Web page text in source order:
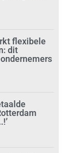
flexibele
dit